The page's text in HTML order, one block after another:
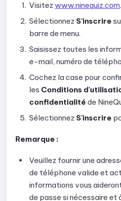
Guide de configuration du
Guide de configuration de la
tentatives
Guide de configuration de
surveillance pour les
Guide de configuration des
Guide pour consulter les
confirmer les scores
Guide pour consulter les
Visitez www.ninequiz.com.
Sélectionnez S'inscrire
barre de menu.
Saisissez toutes les
e-mail, numéro de
Cochez la case pour
les Conditions
confidentialité de
Sélectionnez S'inscrire
Remarque :
Veuillez fournir une
de téléphone valide et
informations vous
de passe si nécessaire et